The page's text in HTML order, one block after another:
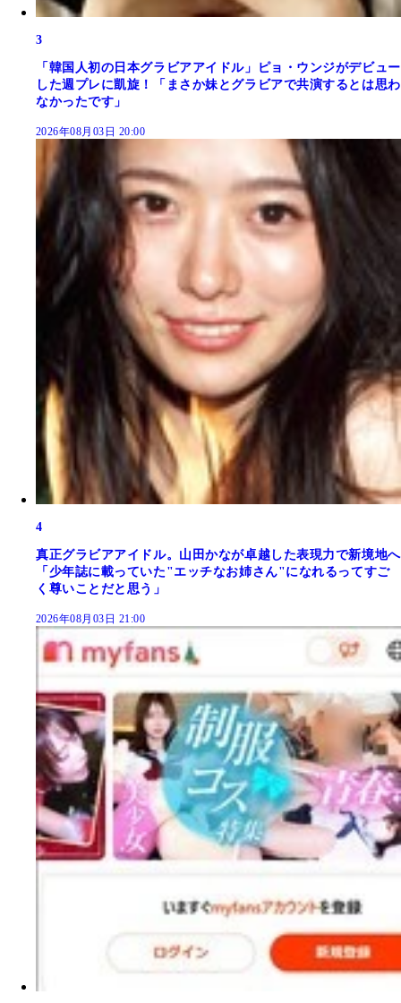
3
「韓国人初の日本グラビアアイドル」ピョ・ウンジがデビュー
した週プレに凱旋！「まさか妹とグラビアで共演するとは思わ
なかったです」
2026年08月03日 20:00
4
真正グラビアアイドル。山田かなが卓越した表現力で新境地へ
「少年誌に載っていた"エッチなお姉さん"になれるってすご
く尊いことだと思う」
2026年08月03日 21:00